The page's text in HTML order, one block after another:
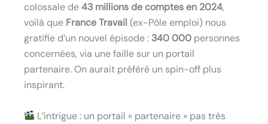
colossale de43 millions de comptes en 2024,
voilà que France Travail (ex-Pôle emploi) nous
gratifie d’un nouvel épisode : 340 000 personnes
concernées, via une faille sur un portail
partenaire. On aurait préféré un spin-off plus
inspirant.
L’intrigue : un portail « partenaire » pas très